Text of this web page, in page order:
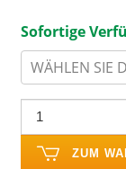
Sofortige
WÄHLEN SIE
ZUM